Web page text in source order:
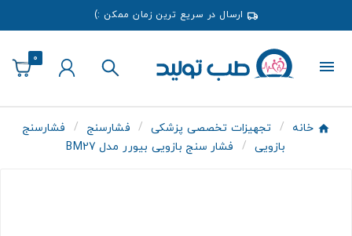
ارسال در سریع ترین زمان ممکن :)
0
خانه تجهیزات تخصصی پزشکی فشارسنج
فشارسنج
بازویی
فشار سنج بازویی بیورر مدل BM27